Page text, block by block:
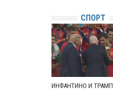
СПОРТ
ИНФАНТИНО И ТРАМП